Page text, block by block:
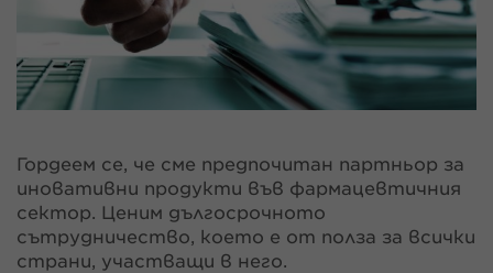
Гордеем се, че сме предпочитан партньор за
иновативни продукти във фармацевтичния
сектор. Ценим дългосрочното
сътрудничество, което е от полза за всички
страни, участващи в него.